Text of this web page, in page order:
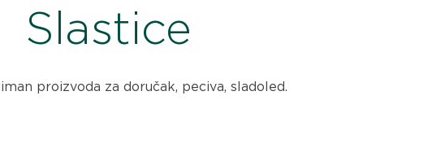
Slastice
proizvoda za doručak, peciva, sladoled.